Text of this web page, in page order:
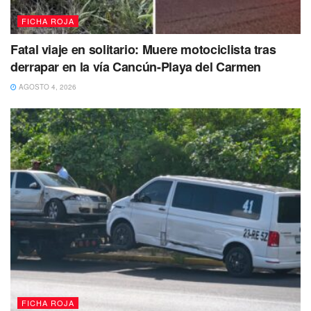
FICHA ROJA
Fatal viaje en solitario: Muere motociclista tras
derrapar en la vía Cancún-Playa del Carmen
AGOSTO 4, 2026
FICHA ROJA